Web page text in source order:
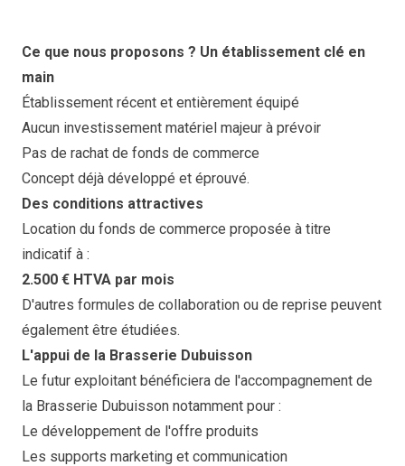
Ce que nous proposons ? Un établissement clé en
main
Établissement récent et entièrement équipé
Aucun investissement matériel majeur à prévoir
Pas de rachat de fonds de commerce
Concept déjà développé et éprouvé.
Des conditions attractives
Location du fonds de commerce proposée à titre
indicatif à :
2.500 € HTVA par mois
D'autres formules de collaboration ou de reprise peuvent
également être étudiées.
L'appui de la Brasserie Dubuisson
Le futur exploitant bénéficiera de l'accompagnement de
la Brasserie Dubuisson notamment pour :
Le développement de l'offre produits
Les supports marketing et communication